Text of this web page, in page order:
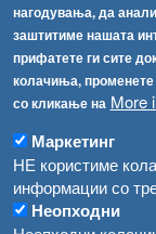
нагодувања, да
заштитиме нашата
прифатете ги сите
колачиња, променете
со кликање на More
Маркетинг
НЕ користиме
информации со
Неопходни
[АХВ-претходна
Република Бугарија ги засили официјалните контроли при увоз на свежо овошје и зеленчук
Водата во Гостивар може да се користи како техничка, продолжува испораката на флаширана вода
Во Гостивар спроведени 70 вонредни контроли